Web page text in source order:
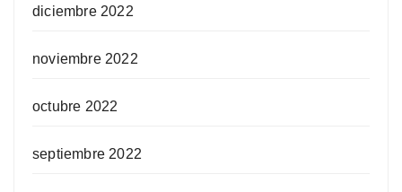
diciembre 2022
noviembre 2022
octubre 2022
septiembre 2022